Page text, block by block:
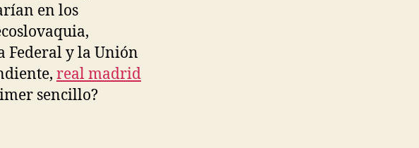
en los
Federal y la Unión
real madrid
sencillo?